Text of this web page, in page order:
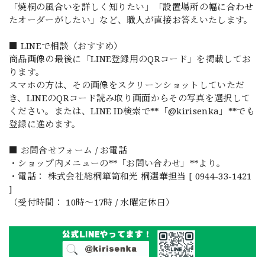
「焼桐の風合いを詳しく知りたい」「設置場所の幅に合わせ
たオーダーがしたい」など、職人が直接お答えいたします。
■ LINEで相談（おすすめ）
商品画像の最後に「LINE登録用のQRコード」を掲載してお
ります。
スマホの方は、その画像をスクリーンショットしていただ
き、LINEのQRコード読み取り画面からその写真を選択して
ください。または、LINE ID検索で**「@kirisenka」**でも
登録に進めます。
■ お問合せフォーム / お電話
・ショップ内メニューの**「お問い合わせ」**より。
・電話： 株式会社総桐箪笥和光 桐選華担当 [ 0944-33-1421
]
（受付時間： 10時〜17時 / 水曜定休日）